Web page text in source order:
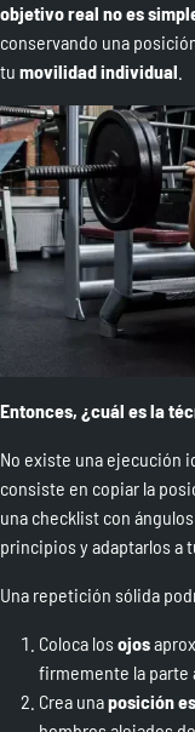
objetivo real no es
conservando una
tu movilidad individual
Entonces, ¿cuál es la
No existe una ejecución
consiste en copiar la
una checklist con
principios y adaptarlos a
Una repetición sólida
Coloca losojos
firmemente la parte
Crea unaposición